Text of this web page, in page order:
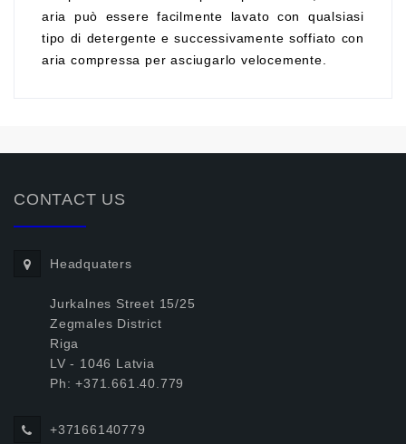
aria può essere facilmente lavato con qualsiasi
tipo di detergente e successivamente soffiato con
aria compressa per asciugarlo velocemente.
CONTACT US
Headquaters
Jurkalnes Street 15/25
Zegmales District
Riga
LV - 1046 Latvia
Ph: +371.661.40.779
+37166140779